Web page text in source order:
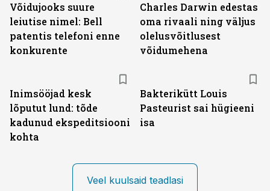
Võidujooks suure
leiutise nimel: Bell
patentis telefoni enne
konkurente
Charles Darwin edestas
oma rivaali ning väljus
olelusvõitlusest
võidumehena
Inimsööjad kesk
lõputut lund: tõde
kadunud ekspeditsiooni
kohta
Bakterikütt Louis
Pasteurist sai hügieeni
isa
Veel kuulsaid teadlasi